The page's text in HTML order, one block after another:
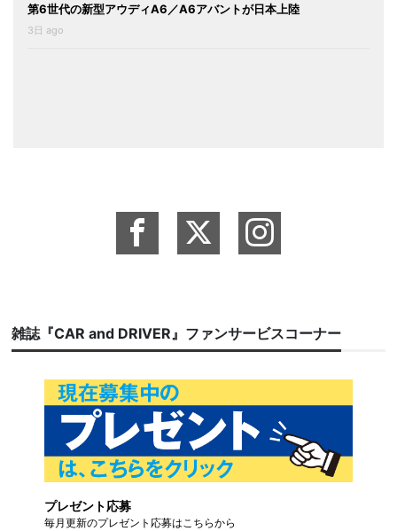
第6世代の新型アウディA6／A6アバントが日本上陸
3日 ago
雑誌『CAR and DRIVER』ファンサービスコーナー
プレゼント応募
毎月更新のプレゼント応募はこちらから